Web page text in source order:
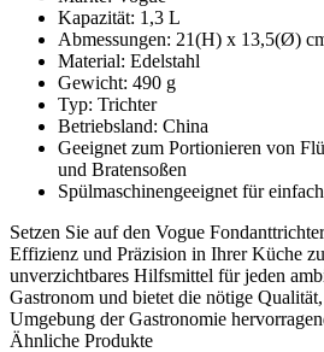
Kapazität: 1,3 L
Abmessungen: 21(H) x 13,5(Ø)
Material: Edelstahl
Gewicht: 490 g
Typ: Trichter
Betriebsland: China
Geeignet zum Portionieren von
und Bratensoßen
Spülmaschinengeeignet für
Setzen Sie auf den Vogue
Effizienz und Präzision in Ihrer Küche
unverzichtbares Hilfsmittel für jeden
Gastronom und bietet die nötige
Umgebung der Gastronomie
Ähnliche Produkte